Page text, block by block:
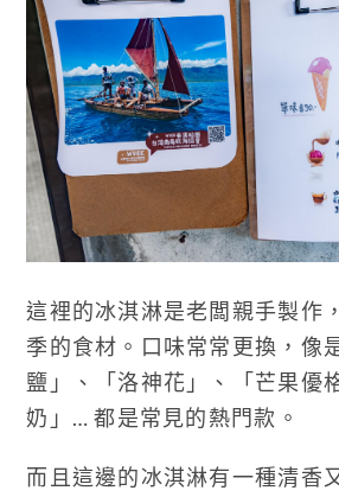
這裡的冰淇淋是老闆親手製作
季的食材。口味常常更換，像
鹽」、「洛神花」、「芒果優
奶」… 都是常見的熱門款。
而且這邊的冰淇淋有一種清香